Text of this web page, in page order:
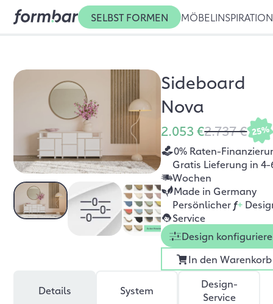
SELBST FORMEN MÖBEL INSPIRATION
Sideboard
Nova
2.053 €2.737 € 25%
0% Raten-
Gratis Lieferung in 4-
Wochen
Made in Germany
Persönlicher f+
Service
Design
In den Warenkorb
Details System
Design-
Service